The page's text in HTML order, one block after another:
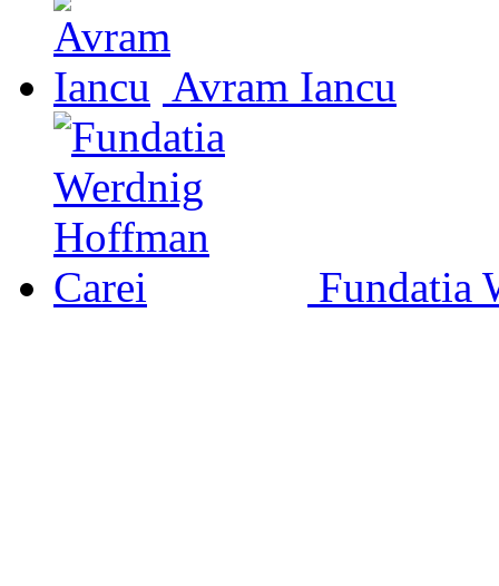
Avram Iancu
Fundatia